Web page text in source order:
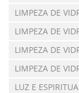
LIMPEZA DE
LIMPEZA DE
LIMPEZA DE
LIMPEZA DE
LUZ E